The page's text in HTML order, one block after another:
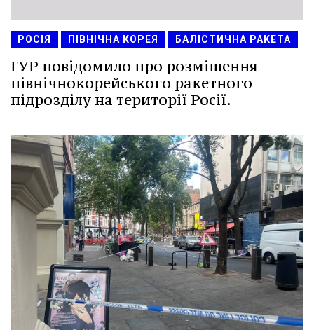
РОСІЯ ПІВНІЧНА КОРЕЯ БАЛІСТИЧНА РАКЕТА
ГУР повідомило про розміщення
північнокорейського ракетного
підрозділу на території Росії.